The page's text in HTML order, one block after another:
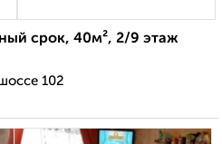
срок, 40м², 2/9 этаж
102